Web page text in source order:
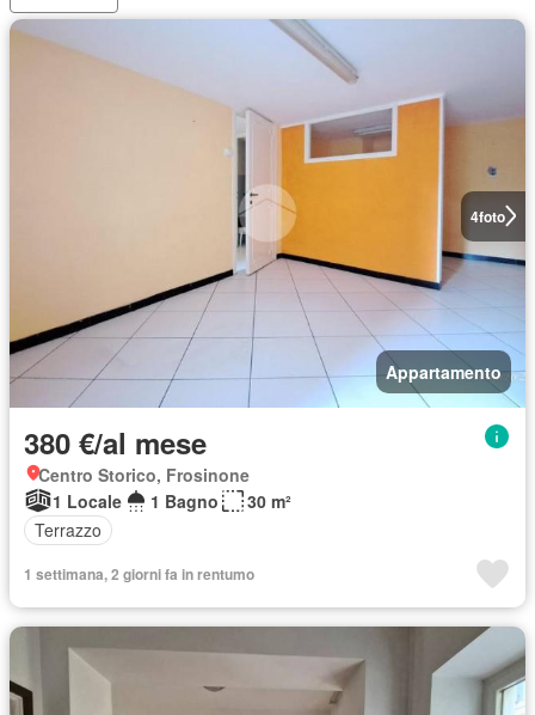
4foto
Appartamento
380 €/al mese
Centro Storico, Frosinone
1 Locale
1 Bagno
30 m²
Terrazzo
1 settimana, 2 giorni fa in rentumo